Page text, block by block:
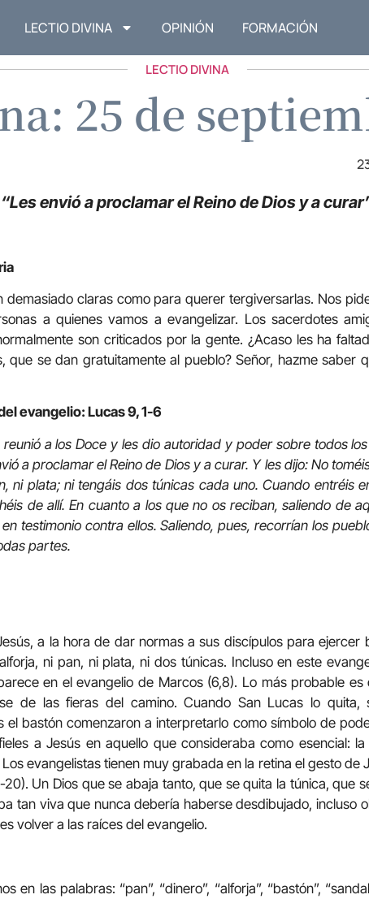
LECTIO DIVINA OPINIÓN FORMACIÓN
LECTIO DIVINA
25 de
“Les envió a proclamar el Reino de Dios y a
demasiado claras como para querer tergiversarlas. Nos
a quienes vamos a evangelizar. Los sacerdotes
son criticados por la gente. ¿Acaso les ha
que se dan gratuitamente al pueblo? Señor, hazme saber
evangelio: Lucas 9, 1-6
reunió a los Doce y les dio autoridad y poder sobre todos
a proclamar el Reino de Dios y a curar. Y les dijo: No
ni plata; ni tengáis dos túnicas cada uno. Cuando entréis
de allí. En cuanto a los que no os reciban, saliendo de
testimonio contra ellos. Saliendo, pues, recorrían los
partes.
a la hora de dar normas a sus discípulos para ejercer
ni pan, ni plata, ni dos túnicas. Incluso en este
en el evangelio de Marcos (6,8). Lo más probable es
de las fieras del camino. Cuando San Lucas lo
el bastón comenzaron a interpretarlo como símbolo de
a Jesús en aquello que consideraba como esencial:
evangelistas tienen muy grabada en la retina el gesto de
20). Un Dios que se abaja tanto, que se quita la túnica, que
tan viva que nunca debería haberse desdibujado, incluso
volver a las raíces del evangelio.
en las palabras: “pan”, “dinero”, “alforja”, “bastón”,